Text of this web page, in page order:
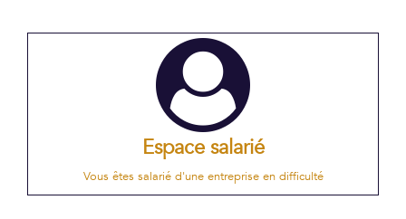
Espace salarié
Vous êtes salarié d'une entreprise en difficulté